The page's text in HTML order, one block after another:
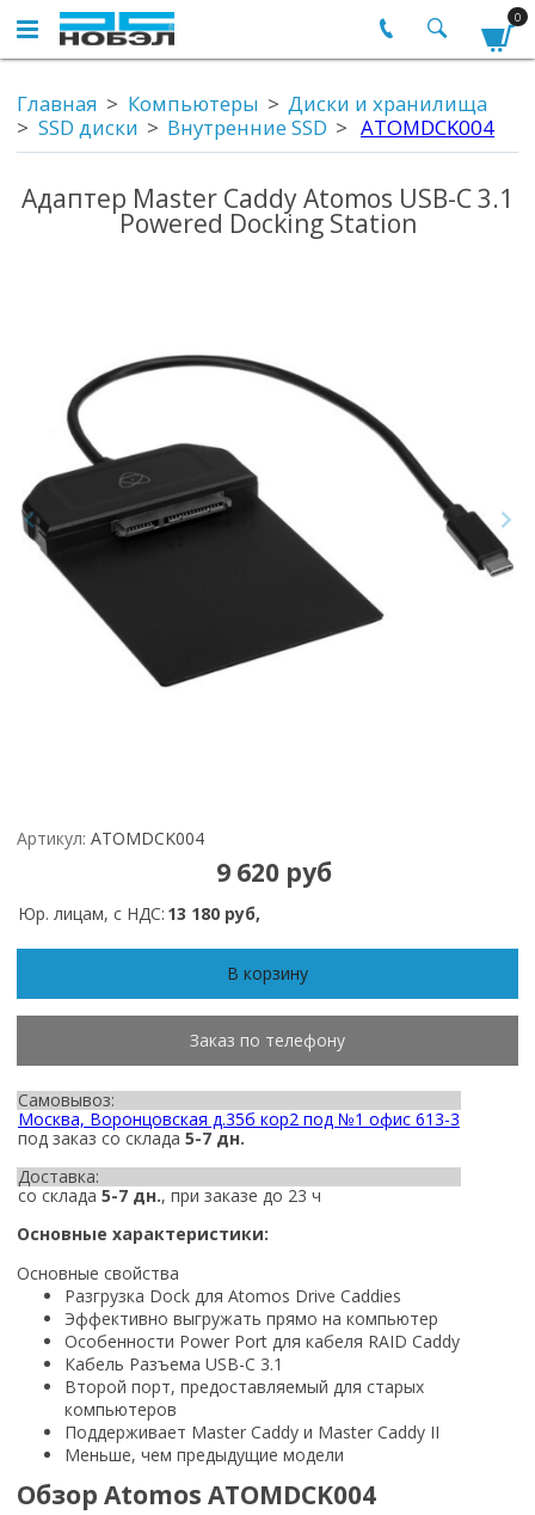
0
Главная Компьютеры
Диски и хранилища
SSD диски
Внутренние SSD ATOMDCK004
Адаптер Master Caddy Atomos USB-C 3.1
Powered Docking Station
Артикул: ATOMDCK004
9 620 руб
Юр. лицам, с НДС: 13 180 руб,
В корзину
Заказ по телефону
Самовывоз:
Москва, Воронцовская д.35б кор2 под №1 офис 613-3
под заказ со склада 5-7 дн.
Доставка:
со склада 5-7 дн., при заказе до 23 ч
Основные характеристики:
Основные свойства
Разгрузка Dock для Atomos Drive Caddies
Эффективно выгружать прямо на компьютер
Особенности Power Port для кабеля RAID Caddy
Кабель Разъема USB-C 3.1
Второй порт, предоставляемый для старых
компьютеров
Поддерживает Master Caddy и Master Caddy II
Меньше, чем предыдущие модели
Обзор Atomos ATOMDCK004